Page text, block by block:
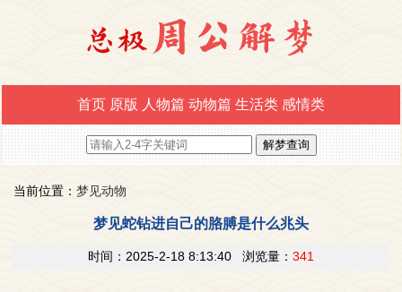
首页 原版 人物篇 动物篇 生活类 感情类
当前位置： 梦见动物
梦见蛇钻进自己的胳膊是什么兆头
时间：2025-2-18 8:13:40 浏览量： 341